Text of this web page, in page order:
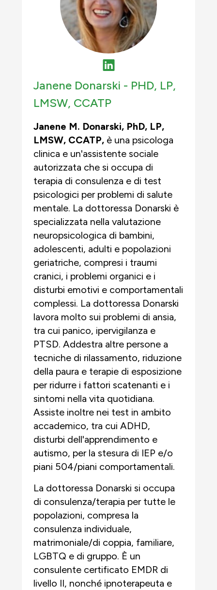
Janene Donarski - PHD, LP,
LMSW, CCATP
Janene M. Donarski, PhD, LP,
LMSW, CCATP, è una psicologa
clinica e un'assistente sociale
autorizzata che si occupa di
terapia di consulenza e di test
psicologici per problemi di salute
mentale. La dottoressa Donarski è
specializzata nella valutazione
neuropsicologica di bambini,
adolescenti, adulti e popolazioni
geriatriche, compresi i traumi
cranici, i problemi organici e i
disturbi emotivi e comportamentali
complessi. La dottoressa Donarski
lavora molto sui problemi di ansia,
tra cui panico, ipervigilanza e
PTSD. Addestra altre persone a
tecniche di rilassamento, riduzione
della paura e terapie di esposizione
per ridurre i fattori scatenanti e i
sintomi nella vita quotidiana.
Assiste inoltre nei test in ambito
accademico, tra cui ADHD,
disturbi dell'apprendimento e
autismo, per la stesura di IEP e/o
piani 504/piani comportamentali.
La dottoressa Donarski si occupa
di consulenza/terapia per tutte le
popolazioni, compresa la
consulenza individuale,
matrimoniale/di coppia, familiare,
LGBTQ e di gruppo. È un
consulente certificato EMDR di
livello II, nonché ipnoterapeuta e